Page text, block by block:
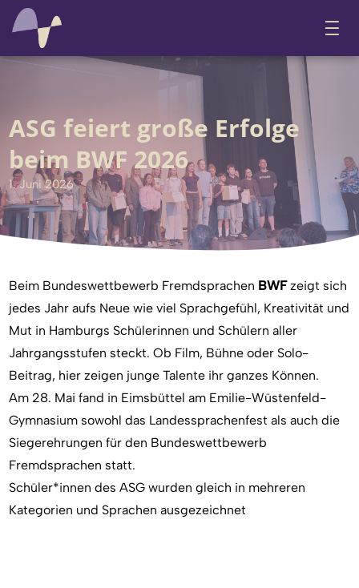
ASG feiert große Erfolge
beim BWF 2026
1. Juni 2026
Beim Bundeswettbewerb Fremdsprachen BWFzeigt sich
jedes Jahr aufs Neue wie viel Sprachgefühl, Kreativität und
Mut in Hamburgs Schülerinnen und Schülern aller
Jahrgangsstufen steckt. Ob Film, Bühne oder Solo-
Beitrag, hier zeigen junge Talente ihr ganzes Können.
Am 28. Mai fand in Eimsbüttel am Emilie-Wüstenfeld-
Gymnasium sowohl das Landessprachenfest als auch die
Siegerehrungen für den Bundeswettbewerb
Fremdsprachen statt.
Schüler*innen des ASG wurden gleich in mehreren
Kategorien und Sprachen ausgezeichnet